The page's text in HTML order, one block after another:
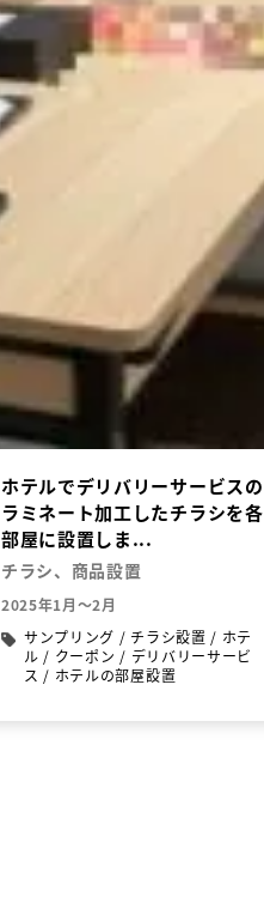
ホテルでデリバリーサービスの
ラミネート加工したチラシを各
部屋に設置しま...
チラシ、商品設置
2025年1月～2月
サンプリング / チラシ設置 / ホテ
ル / クーポン / デリバリーサービ
ス / ホテルの部屋設置